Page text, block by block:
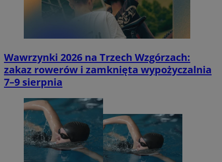
Wawrzynki 2026 na Trzech Wzgórzach:
zakaz rowerów i zamknięta wypożyczalnia
7–9 sierpnia